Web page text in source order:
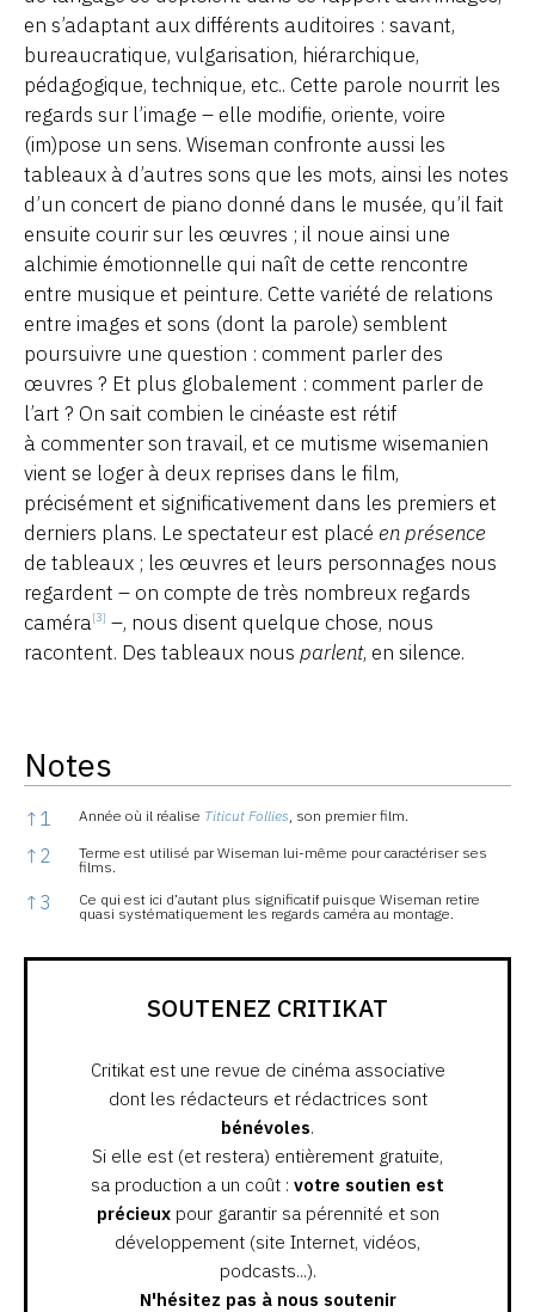
en s’adaptant aux différents auditoires : savant,
bureaucratique, vulgarisation, hiérarchique,
pédagogique, technique, etc.. Cette parole nourrit les
regards sur l’image – elle modifie, oriente, voire
(im)pose un sens. Wiseman confronte aussi les
tableaux à d’autres sons que les mots, ainsi les notes
d’un concert de piano donné dans le musée, qu’il fait
ensuite courir sur les œuvres ; il noue ainsi une
alchimie émotionnelle qui naît de cette rencontre
entre musique et peinture. Cette variété de relations
entre images et sons (dont la parole) semblent
poursuivre une question : comment parler des
œuvres ? Et plus globalement : comment parler de
l’art ? On sait combien le cinéaste est rétif
à commenter son travail, et ce mutisme wisemanien
vient se loger à deux reprises dans le film,
précisément et significativement dans les premiers et
derniers plans. Le spectateur est placé en présence
de tableaux ; les œuvres et leurs personnages nous
regardent – on compte de très nombreux regards
caméra[3] –, nous disent quelque chose, nous
racontent. Des tableaux nous parlent, en silence.
Notes
Notes
↑ 1 Année où il réalise Titicut Follies , son premier film.
↑ 2
Terme est utilisé par Wiseman lui-même pour caractériser ses
films.
↑ 3
Ce qui est ici d’autant plus significatif puisque Wiseman retire
quasi systématiquement les regards caméra au montage.
SOUTENEZ CRITIKAT
Critikat est une revue de cinéma associative
dont les rédacteurs et rédactrices sont
bénévoles.
Si elle est (et restera) entièrement gratuite,
sa production a un coût : votre soutien est
précieuxpour garantir sa pérennité et son
développement (site Internet, vidéos,
podcasts...).
N'hésitez pas à nous soutenir